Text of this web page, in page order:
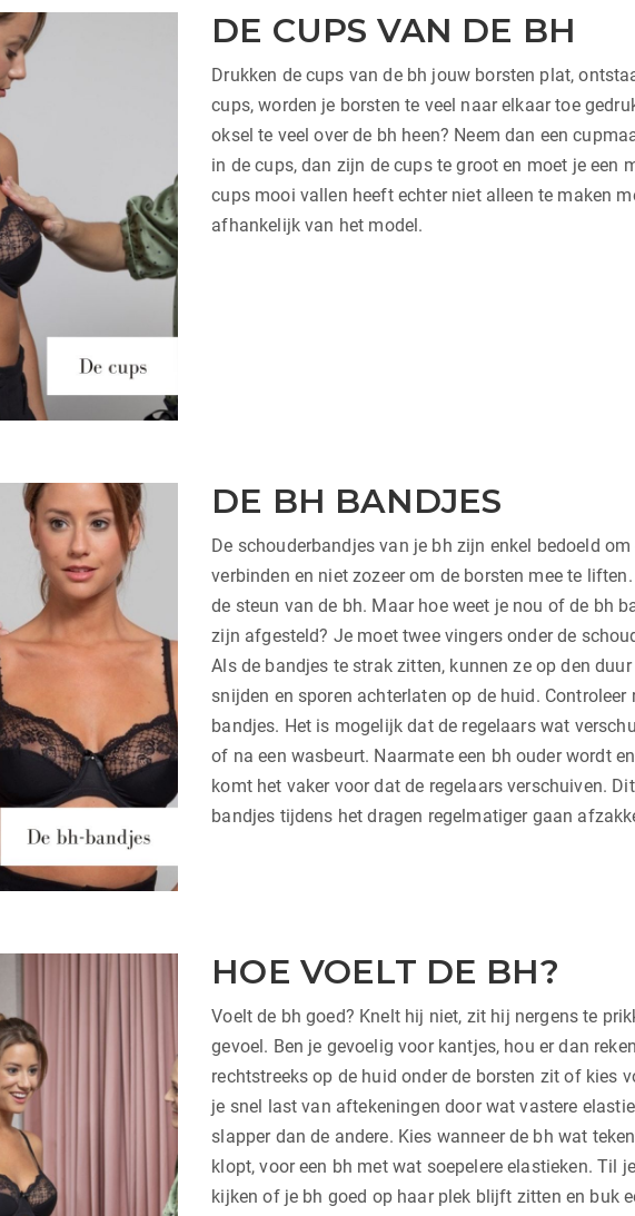
DE CUPS VAN DE BH
Drukken de cups van de bh jouw borsten plat,
cups, worden je borsten te veel naar elkaar toe
oksel te veel over de bh heen? Neem dan een
in de cups, dan zijn de cups te groot en moet je een
cups mooi vallen heeft echter niet alleen te maken
afhankelijk van het model.
DE BH BANDJES
De schouderbandjes van je bh zijn enkel bedoeld
verbinden en niet zozeer om de borsten mee te
de steun van de bh. Maar hoe weet je nou of de bh
zijn afgesteld? Je moet twee vingers onder de
Als de bandjes te strak zitten, kunnen ze op den
snijden en sporen achterlaten op de huid.
bandjes. Het is mogelijk dat de regelaars wat
of na een wasbeurt. Naarmate een bh ouder wordt
komt het vaker voor dat de regelaars verschuiven.
bandjes tijdens het dragen regelmatiger gaan
HOE VOELT DE BH?
Voelt de bh goed? Knelt hij niet, zit hij nergens te
gevoel. Ben je gevoelig voor kantjes, hou er dan
rechtstreeks op de huid onder de borsten zit of kies
je snel last van aftekeningen door wat vastere
slapper dan de andere. Kies wanneer de bh wat
klopt, voor een bh met wat soepelere elastieken. Til
kijken of je bh goed op haar plek blijft zitten en buk